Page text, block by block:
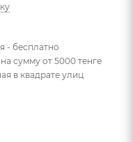
- бесплатно
сумму от 5000 тенге
в квадрате улиц